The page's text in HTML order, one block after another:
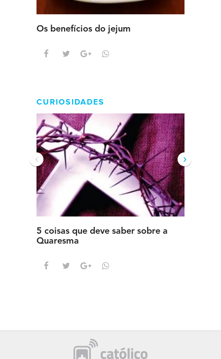
Os benefícios do jejum
CURIOSIDADES
5 coisas que deve saber sobre a
Quaresma
‹ ›